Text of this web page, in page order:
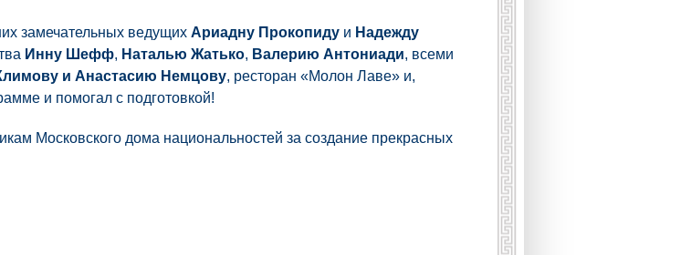
замечательных ведущих Ариадну Прокопиду и Надежду
Инну Шефф, Наталью Жатько, Валерию Антониади, всеми
и Анастасию Немцову, ресторан «Молон Лаве» и,
и помогал с подготовкой!
Московского дома национальностей за создание прекрасных